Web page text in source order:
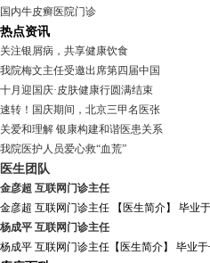
国内牛皮癣医院门诊
热点资讯
关注银屑病，共享健康饮食
我院梅文主任受邀出席第四届中国
十月迎国庆·皮肤健康行圆满结束
速转！国庆期间，北京三甲名医张
关爱和理解 银康构建和谐医患关系
我院医护人员爱心救“血荒”
医生团队
金彦超 互联网门诊主任
金彦超 互联网门诊主任 【医生简介】 毕业
杨成平 互联网门诊主任
杨成平 互联网门诊主任【医生简介】 毕业